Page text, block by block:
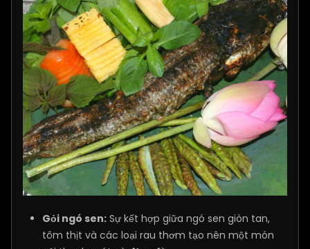
Gỏi ngó sen: Sự kết hợp giữa ngó sen giòn tan,
tôm thịt và các loại rau thơm tạo nên một món